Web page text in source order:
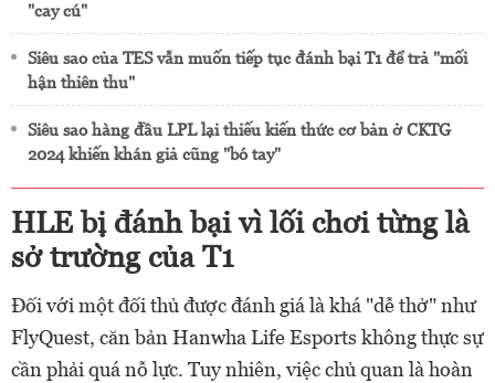
"cay cú"
Siêu sao của TES vẫn muốn tiếp tục đánh bại T1 để trả "mối
hận thiên thu"
Siêu sao hàng đầu LPL lại thiếu kiến thức cơ bản ở CKTG
2024 khiến khán giả cũng "bó tay"
HLE bị đánh bại vì lối chơi từng là
sở trường của T1
Đối với một đối thủ được đánh giá là khá "dễ thở" như
FlyQuest, căn bản Hanwha Life Esports không thực sự
cần phải quá nỗ lực. Tuy nhiên, việc chủ quan là hoàn